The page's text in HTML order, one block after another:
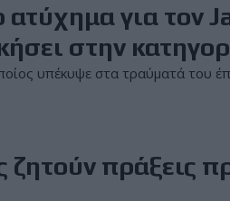
για τον
στην
υπέκυψε στα τραύματά του
πράξεις